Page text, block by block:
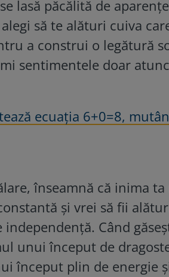
lasă păcălită de
să te alături cuiva
a construi o legătură
sentimentele doar
ecuația 6+0=8,
înseamnă că inima ta
și vrei să fii
Când
unui început de
început plin de energie